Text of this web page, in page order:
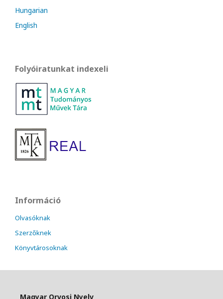
Hungarian
English
Folyóiratunkat indexeli
Információ
Olvasóknak
Szerzőknek
Könyvtárosoknak
Magyar Orvosi Nyelv